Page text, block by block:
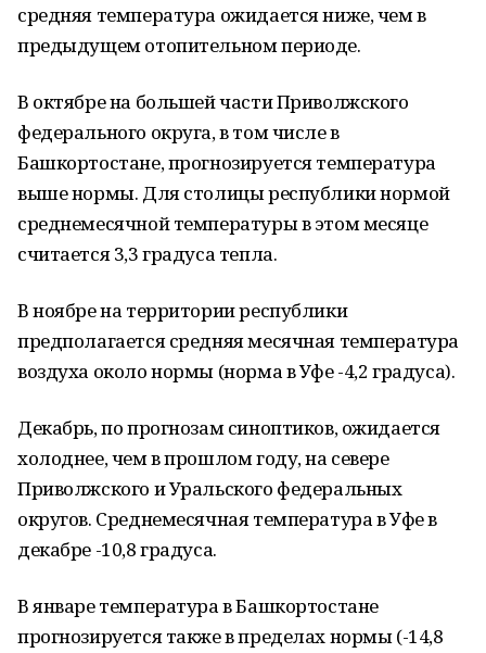
средняя температура ожидается ниже, чем в
предыдущем отопительном периоде.
В октябре на большей части Приволжского
федерального округа, в том числе в
Башкортостане, прогнозируется температура
выше нормы. Для столицы республики нормой
среднемесячной температуры в этом месяце
считается 3,3 градуса тепла.
В ноябре на территории республики
предполагается средняя месячная температура
воздуха около нормы (норма в Уфе -4,2 градуса).
Декабрь, по прогнозам синоптиков, ожидается
холоднее, чем в прошлом году, на севере
Приволжского и Уральского федеральных
округов. Среднемесячная температура в Уфе в
декабре -10,8 градуса.
В январе температура в Башкортостане
прогнозируется также в пределах нормы (-14,8